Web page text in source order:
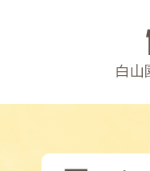
白山